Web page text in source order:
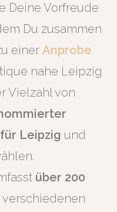
Deine Vorfreude
Du zusammen
einer Anprobe
nahe Leipzig
Vielzahl von
Leipzig und
über 200
verschiedenen